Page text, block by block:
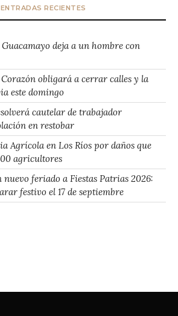
ENTRADAS RECIENTES
deja a un hombre con
obligará a cerrar calles y la
este domingo
cautelar de trabajador
en restobar
Agrícola en Los Ríos por daños que
agricultores
feriado a Fiestas Patrias 2026:
festivo el 17 de septiembre